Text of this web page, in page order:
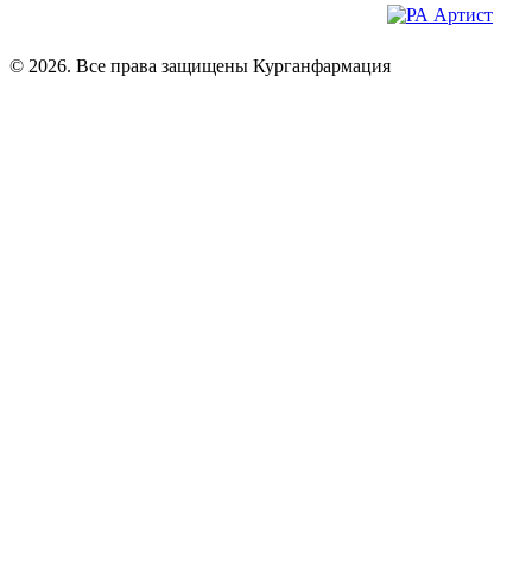
© 2026. Все права защищены Курганфармация